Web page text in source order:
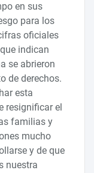
en sus
para los
oficiales
indican
se abrieron
de derechos.
esta
resignificar el
familias y
mucho
y de que
nuestra